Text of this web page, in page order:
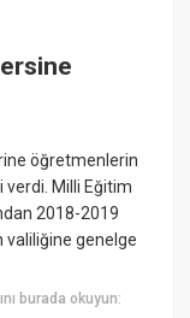
öğretmenlerin
Milli Eğitim
2018-2019
valiliğine genelge
burada okuyun: